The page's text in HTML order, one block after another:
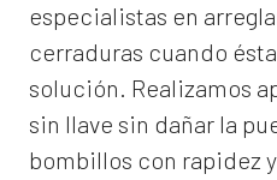
especialistas en
cerraduras cuando
solución. Realizamos
sin llave sin dañar la
bombillos con rapidez